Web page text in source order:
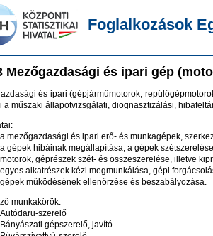
Foglalkozások
Mezőgazdasági és ipari gép
és ipari (gépjárműmotorok,
a műszaki állapotvizsgálati, diognasztizálási,
a mezőgazdasági és ipari erő- és munkagépek,
a gépek hibáinak megállapítása, a gépek
motorok, géprészek szét- és összeszerelése, illetve
egyes alkatrészek kézi megmunkálása, gépi
gépek működésének ellenőrzése és beszabályozása.
munkakörök:
Autódaru-szerelő
Bányászati gépszerelő, javító